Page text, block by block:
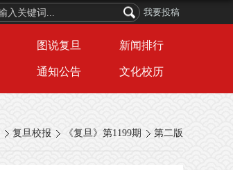
我要投稿
图说复旦 新闻排行
通知公告 文化校历
复旦校报 《复旦》第1199期 第二版